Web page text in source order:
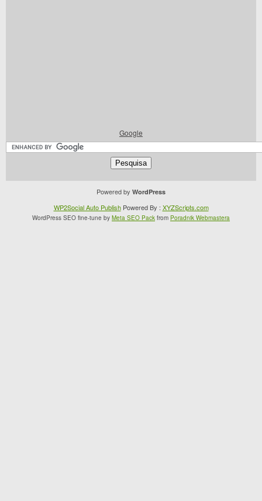
Google
Powered by WordPress
WP2Social Auto PublishPowered By : XYZScripts.com
WordPress SEO fine-tune by Meta SEO Pack from Poradnik Webmastera